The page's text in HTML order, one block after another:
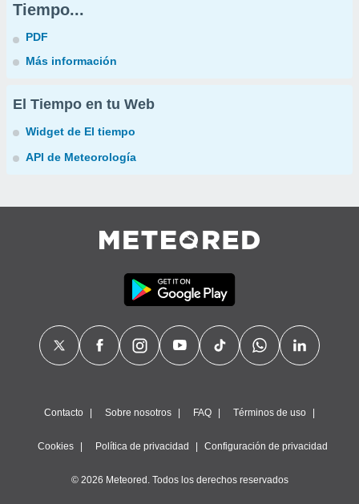
Tiempo...
PDF
Más información
El Tiempo en tu Web
Widget de El tiempo
API de Meteorología
Contacto Sobre nosotros FAQ Términos de uso
Cookies Política de privacidad Configuración de privacidad
© 2026 Meteored. Todos los derechos reservados